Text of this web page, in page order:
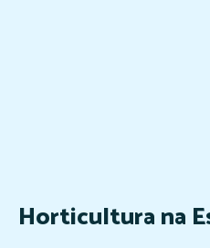
Horticultura na